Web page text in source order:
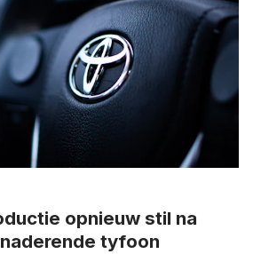
opnieuw stil na
tyfoon